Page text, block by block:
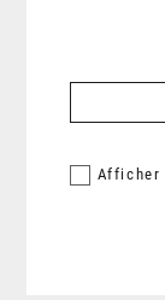
Afficher